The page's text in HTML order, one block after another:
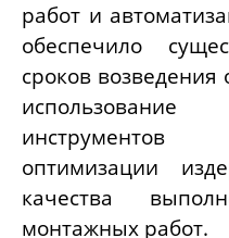
работ и
обеспечило
сроков возведения
оптимизации
качества
монтажных работ.